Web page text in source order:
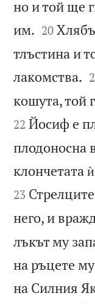
но и той ще
им. 

20
тлъстина и
лакомства. 
кошута, той
22 Йосиф е
плодоносна
клончетата
23
него, и
лъкът му
на ръцете
на Силния